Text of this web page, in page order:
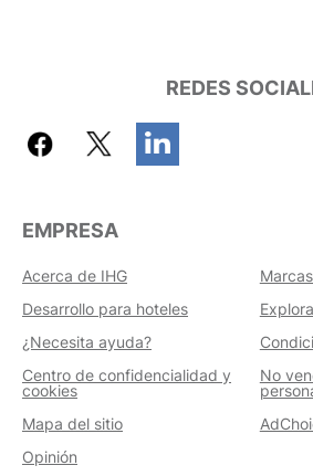
REDES
EMPRESA
Acerca de IHG
Desarrollo para hoteles
¿Necesita ayuda?
Centro de confidencialidad y
cookies
No
Mapa del sitio
Opinión